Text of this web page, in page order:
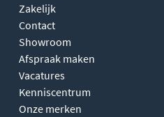
Zakelijk
Contact
Showroom
Afspraak maken
Vacatures
Kenniscentrum
Onze merken